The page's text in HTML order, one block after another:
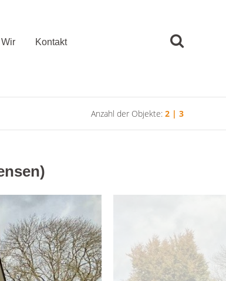
Wir Kontakt
Anzahl der Objekte: 2 | 3